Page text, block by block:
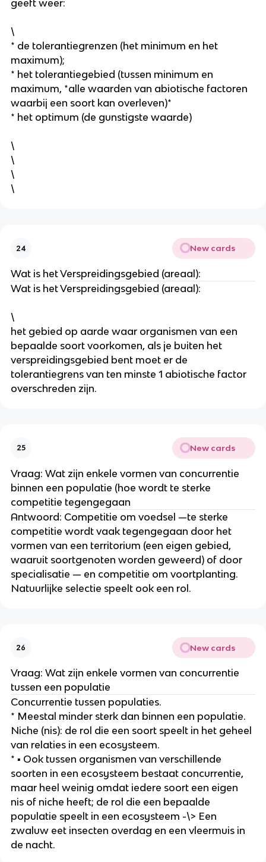
geeft weer:
\
* de tolerantiegrenzen (het minimum en het
maximum);
* het tolerantiegebied (tussen minimum en
maximum, *alle waarden van abiotische factoren
waarbij een soort kan overleven)*
* het optimum (de gunstigste waarde)
\
\
\
\
24 New cards
Wat is het Verspreidingsgebied (areaal):
Wat is het Verspreidingsgebied (areaal):
\
het gebied op aarde waar organismen van een
bepaalde soort voorkomen, als je buiten het
verspreidingsgebied bent moet er de
tolerantiegrens van ten minste 1 abiotische factor
overschreden zijn.
25 New cards
Vraag: Wat zijn enkele vormen van concurrentie
binnen een populatie (hoe wordt te sterke
competitie tegengegaan
Antwoord: Competitie om voedsel —te sterke
competitie wordt vaak tegengegaan door het
vormen van een territorium (een eigen gebied,
waaruit soortgenoten worden geweerd) of door
specialisatie — en competitie om voortplanting.
Natuurlijke selectie speelt ook een rol.
26 New cards
Vraag: Wat zijn enkele vormen van concurrentie
tussen een populatie
Concurrentie tussen populaties.
* Meestal minder sterk dan binnen een populatie.
Niche (nis): de rol die een soort speelt in het geheel
van relaties in een ecosysteem.
* ▪ Ook tussen organismen van verschillende
soorten in een ecosysteem bestaat concurrentie,
maar heel weinig omdat iedere soort een eigen
nis of niche heeft; de rol die een bepaalde
populatie speelt in een ecosysteem -\> Een
zwaluw eet insecten overdag en een vleermuis in
de nacht.